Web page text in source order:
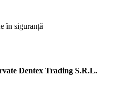
în siguranță
Dentex Trading S.R.L.